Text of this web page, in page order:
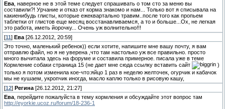
Ева , наверное не в этой теме следует спрашивать о том сто за меню вы
составили?! Урчание и отказ от корма знакомо и нам... Только вот я списывала на
какиенибудь глисты, которые ежеквартально травим..после того как пропьем
таблетки от глистов еще месяц восстанавливаемся, а то и больше...Ох, не легкая
это работа, иметь йорочку... Очень уж волнительно!!!
[11 ] Ева [26.12.2012, 20:59]
Это точно, маленький ребенок)) если хотите, напишите мне вашу почту, я вам
отправлю файл, но я не уверена ,что там настолько уж все правильно. просто
много вычитала здесь на форуме и составила примерное. писала уже в теме
Кормление собаки страница 15 (не дает мне сюда ссылку вставить сайт
)
только я потом изменила кое-что:яйцо 1 раз в неделю желточек, огурчик и кабачок
мы не кушаем, укропчик иногда, масло каплю только в рисовую кашу,
[12] Регина [26.12.2012, 21:27]
Ева , перейдите пожалуйста в тему кормления и обсуждайте этот вопрос там
http://eyorkie.ucoz.ru/forum/18-236-1